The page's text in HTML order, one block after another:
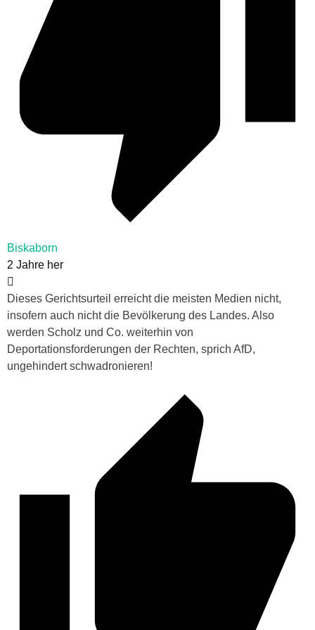
Biskaborn
2 Jahre her
Dieses Gerichtsurteil erreicht die meisten Medien nicht,
insofern auch nicht die Bevölkerung des Landes. Also
werden Scholz und Co. weiterhin von
Deportationsforderungen der Rechten, sprich AfD,
ungehindert schwadronieren!